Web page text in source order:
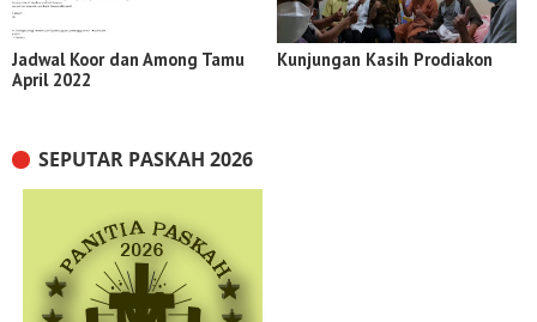
Jadwal Koor dan Among Tamu
April 2022
Kunjungan Kasih Prodiakon
SEPUTAR PASKAH 2026